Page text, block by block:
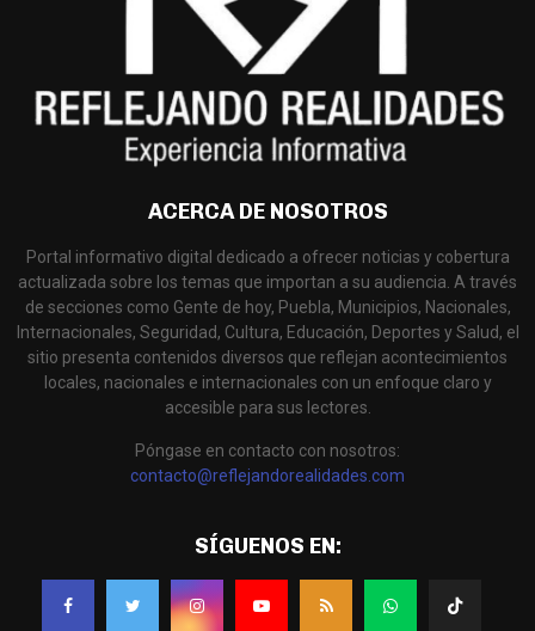
ACERCA DE NOSOTROS
Portal informativo digital dedicado a ofrecer noticias y cobertura
actualizada sobre los temas que importan a su audiencia. A través
de secciones como Gente de hoy, Puebla, Municipios, Nacionales,
Internacionales, Seguridad, Cultura, Educación, Deportes y Salud, el
sitio presenta contenidos diversos que reflejan acontecimientos
locales, nacionales e internacionales con un enfoque claro y
accesible para sus lectores.
Póngase en contacto con nosotros:
contacto@reflejandorealidades.com
SÍGUENOS EN: